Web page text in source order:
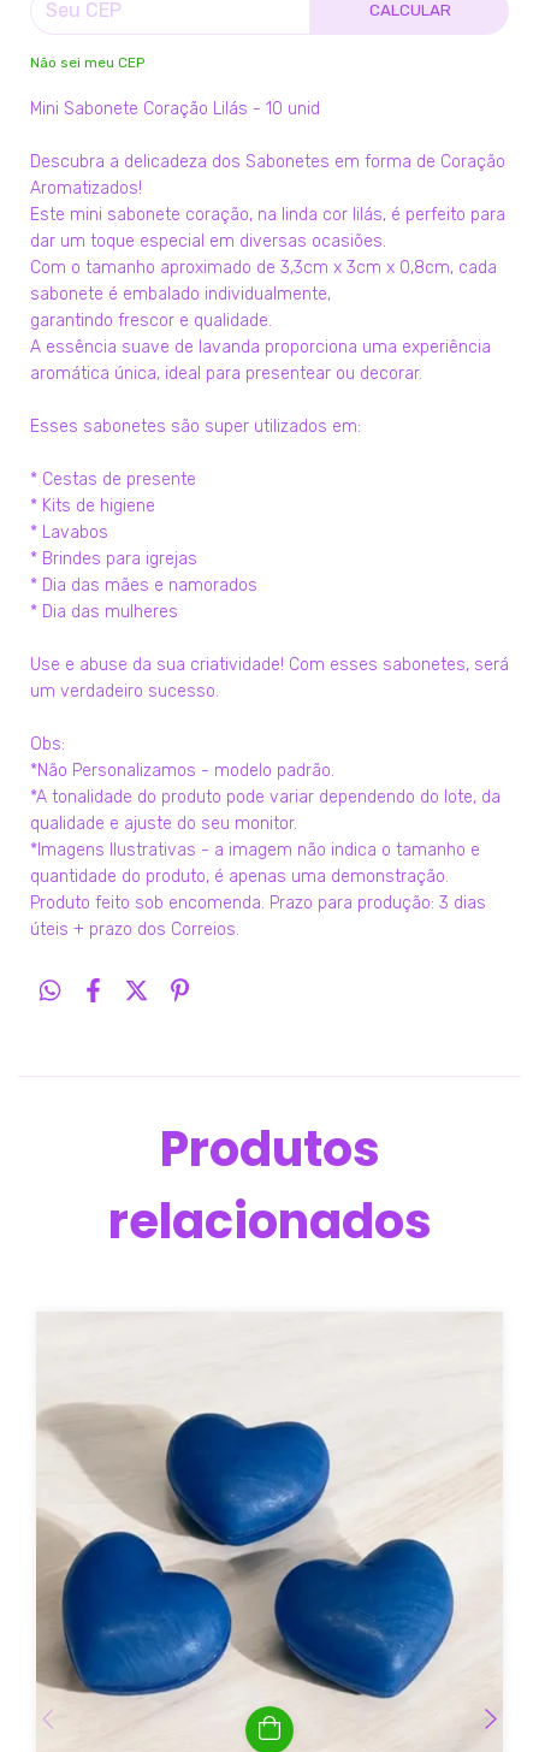
CALCULAR
Não sei meu CEP
Mini Sabonete Coração Lilás - 10 unid
Descubra a delicadeza dos Sabonetes em forma de Coração
Aromatizados!
Este mini sabonete coração, na linda cor lilás, é perfeito para
dar um toque especial em diversas ocasiões.
Com o tamanho aproximado de 3,3cm x 3cm x 0,8cm, cada
sabonete é embalado individualmente,
garantindo frescor e qualidade.
A essência suave de lavanda proporciona uma experiência
aromática única, ideal para presentear ou decorar.
Esses sabonetes são super utilizados em:
* Cestas de presente
* Kits de higiene
* Lavabos
* Brindes para igrejas
* Dia das mães e namorados
* Dia das mulheres
Use e abuse da sua criatividade! Com esses sabonetes, será
um verdadeiro sucesso.
Obs:
*Não Personalizamos - modelo padrão.
*A tonalidade do produto pode variar dependendo do lote, da
qualidade e ajuste do seu monitor.
*Imagens Ilustrativas - a imagem não indica o tamanho e
quantidade do produto, é apenas uma demonstração.
Produto feito sob encomenda. Prazo para produção: 3 dias
úteis + prazo dos Correios.
Produtos
relacionados